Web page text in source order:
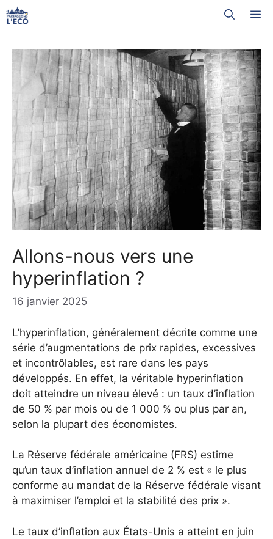
Aller
au
Allons-nous vers une
hyperinflation ?
16 janvier 2025
L’hyperinflation, généralement décrite comme une
série d’augmentations de prix rapides, excessives
et incontrôlables, est rare dans les pays
développés. En effet, la véritable hyperinflation
doit atteindre un niveau élevé : un taux d’inflation
de 50 % par mois ou de 1 000 % ou plus par an,
selon la plupart des économistes.
La Réserve fédérale américaine (FRS) estime
qu’un taux d’inflation annuel de 2 % est « le plus
conforme au mandat de la Réserve fédérale visant
à maximiser l’emploi et la stabilité des prix ».
Le taux d’inflation aux États-Unis a atteint en juin